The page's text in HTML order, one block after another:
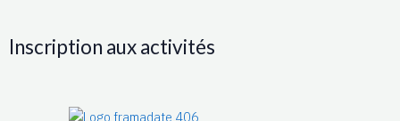
Inscription aux activités